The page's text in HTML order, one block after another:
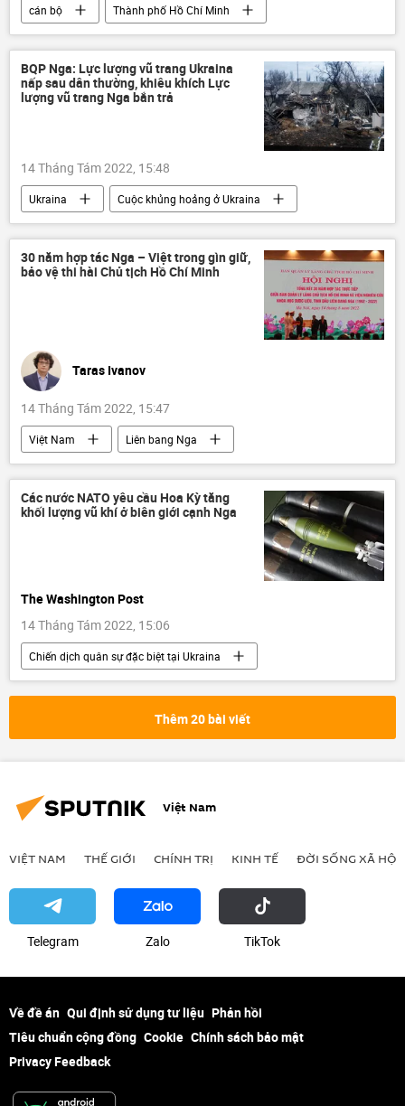
cán bộ
Thành phố Hồ Chí Minh
Việt Nam
Xã hội
BQP Nga: Lực lượng vũ trang Ukraina
nấp sau dân thường, khiêu khích Lực
lượng vũ trang Nga bắn trả
14 Tháng Tám 2022, 15:48
Ukraina
Cuộc khủng hoảng ở Ukraina
Chiến dịch quân sự đặc biệt tại Ukraina
Nga
Quân đội Nga
Quân sự
Thế giới
DNR LNR
30 năm hợp tác Nga – Việt trong gìn giữ,
bảo vệ thi hài Chủ tịch Hồ Chí Minh
Taras Ivanov
14 Tháng Tám 2022, 15:47
Việt Nam
Liên bang Nga
Hợp tác Nga-Việt
hợp tác
Chính trị
Khoa học và công nghệ
Đại sứ quán Liên bang Nga tại Việt Nam
Các nước NATO yêu cầu Hoa Kỳ tăng
khối lượng vũ khí ở biên giới cạnh Nga
The Washington Post
14 Tháng Tám 2022, 15:06
Chiến dịch quân sự đặc biệt tại Ukraina
Ukraina
Cuộc khủng hoảng ở Ukraina
Quân sự
Thế giới Báo chí thế giới
Thêm 20 bài viết
Việt Nam
VIỆT NAM THẾ GIỚI CHÍNH TRỊ KINH TẾ ĐỜI SỐNG XÃ HỘI
Telegram Zalo ТikТоk
Về đề án Qui định sử dụng tư liệu Phản hồi
Tiêu chuẩn cộng đồng Cookie Chính sách bảo mật
Privacy Feedback